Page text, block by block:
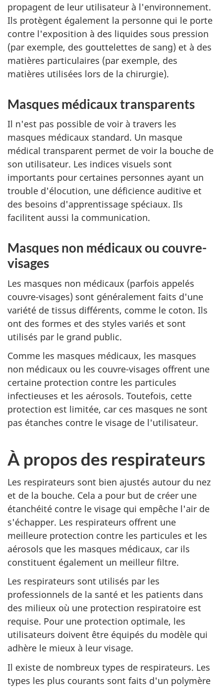
propagent de leur utilisateur à l'environnement.
Ils protègent également la personne qui le porte
contre l'exposition à des liquides sous pression
(par exemple, des gouttelettes de sang) et à des
matières particulaires (par exemple, des
matières utilisées lors de la chirurgie).
Masques médicaux transparents
Il n'est pas possible de voir à travers les
masques médicaux standard. Un masque
médical transparent permet de voir la bouche de
son utilisateur. Les indices visuels sont
importants pour certaines personnes ayant un
trouble d'élocution, une déficience auditive et
des besoins d'apprentissage spéciaux. Ils
facilitent aussi la communication.
Masques non médicaux ou couvre-
visages
Les masques non médicaux (parfois appelés
couvre-visages) sont généralement faits d'une
variété de tissus différents, comme le coton. Ils
ont des formes et des styles variés et sont
utilisés par le grand public.
Comme les masques médicaux, les masques
non médicaux ou les couvre-visages offrent une
certaine protection contre les particules
infectieuses et les aérosols. Toutefois, cette
protection est limitée, car ces masques ne sont
pas étanches contre le visage de l'utilisateur.
À propos des respirateurs
Les respirateurs sont bien ajustés autour du nez
et de la bouche. Cela a pour but de créer une
étanchéité contre le visage qui empêche l'air de
s'échapper. Les respirateurs offrent une
meilleure protection contre les particules et les
aérosols que les masques médicaux, car ils
constituent également un meilleur filtre.
Les respirateurs sont utilisés par les
professionnels de la santé et les patients dans
des milieux où une protection respiratoire est
requise. Pour une protection optimale, les
utilisateurs doivent être équipés du modèle qui
adhère le mieux à leur visage.
Il existe de nombreux types de respirateurs. Les
types les plus courants sont faits d'un polymère